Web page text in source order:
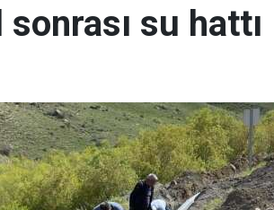
sonrası su hattı